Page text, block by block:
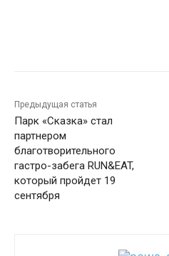
Предыдущая статья
Парк «Сказка» стал
партнером
благотворительного
гастро-забега RUN&EAT,
который пройдет 19
сентября